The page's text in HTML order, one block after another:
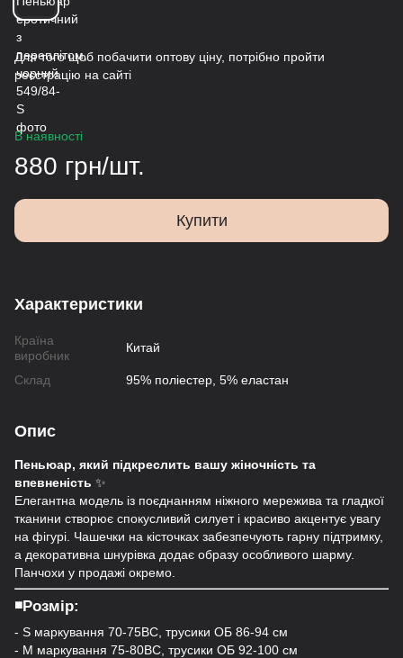
Для того щоб побачити оптову ціну, потрібно пройти
реєстрацію на сайті
В наявності
880 грн/шт.
Купити
Характеристики
Країна
виробник
Китай
Склад 95% поліестер, 5% еластан
Опис
Пеньюар, який підкреслить вашу жіночність та
впевненість ✨
Елегантна модель із поєднанням ніжного мережива та гладкої
тканини створює спокусливий силует і красиво акцентує увагу
на фігурі. Чашечки на кісточках забезпечують гарну підтримку,
а декоративна шнурівка додає образу особливого шарму.
Панчохи у продажі окремо.
◾️Розмір:
- S маркування 70-75ВС, трусики ОБ 86-94 см
- M маркування 75-80ВС, трусики ОБ 92-100 см